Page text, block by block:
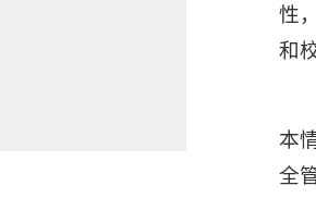
性
和
本
全